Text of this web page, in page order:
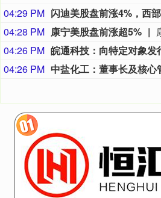
04:29 PM
04:28 PM 康宁美股盘前涨超5%
04:26 PM
04:26 PM